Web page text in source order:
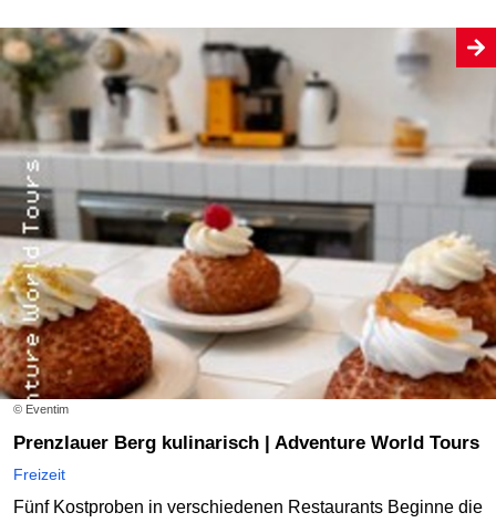
© Eventim
Prenzlauer Berg kulinarisch | Adventure World Tours
Freizeit
Fünf Kostproben in verschiedenen Restaurants Beginne die